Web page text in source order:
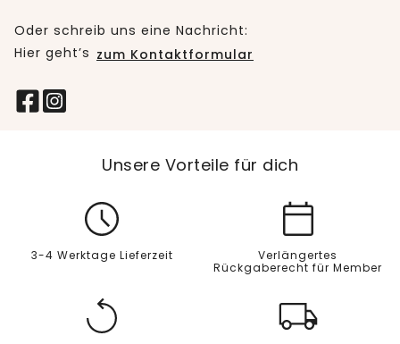
Oder schreib uns eine Nachricht:
Hier geht’s zum Kontaktformular
Unsere Vorteile für dich
3-4 Werktage Lieferzeit
Verlängertes
Rückgaberecht für Member